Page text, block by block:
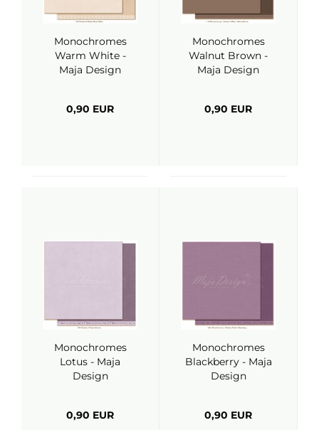
Monochromes
Warm White -
Maja Design
0,90 EUR
Monochromes
Walnut Brown -
Maja Design
0,90 EUR
Monochromes
Lotus - Maja
Design
0,90 EUR
Monochromes
Blackberry - Maja
Design
0,90 EUR